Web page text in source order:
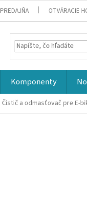
PREDAJŇA OTVÁRACIE
Komponenty
Čistič a odmasťovač pre E-